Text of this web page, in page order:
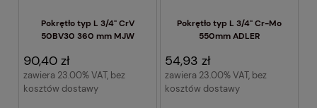
Pokrętło typ L 3/4" CrV
50BV30 360 mm MJW
90,40 zł
zawiera 23.00% VAT, bez
kosztów dostawy
Pokrętło typ L 3/4" Cr-Mo
550mm ADLER
54,93 zł
zawiera 23.00% VAT, bez
kosztów dostawy